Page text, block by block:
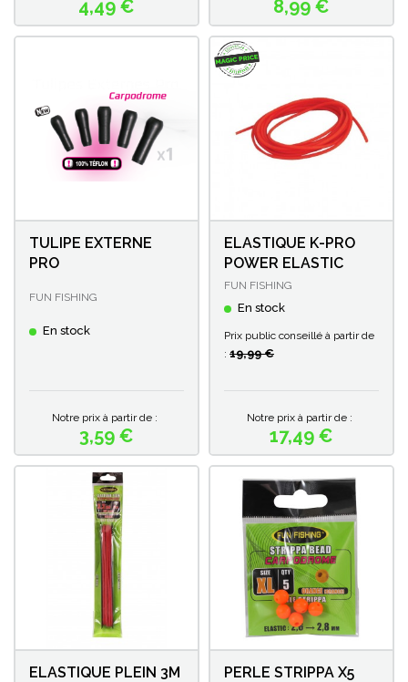
Prix
4,49 € Prix
8,99 €
TULIPE EXTERNE
PRO
FUN FISHING
En stock
Prix
Notre prix à partir de :
3,59 €
ELASTIQUE K-PRO
POWER ELASTIC
FUN FISHING
En stock
Prix public conseillé à partir de
: 19,99 €
Prix
Notre prix à partir de :
17,49 €
ELASTIQUE PLEIN 3M PERLE STRIPPA X5